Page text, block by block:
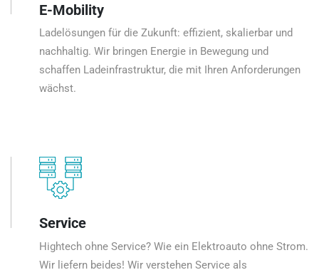
E-Mobility
Ladelösungen für die Zukunft: effizient, skalierbar und
nachhaltig. Wir bringen Energie in Bewegung und
schaffen Ladeinfrastruktur, die mit Ihren Anforderungen
wächst.
Service
Hightech ohne Service? Wie ein Elektroauto ohne Strom.
Wir liefern beides! Wir verstehen Service als